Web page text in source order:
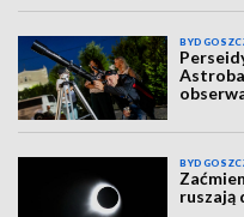
ruszają